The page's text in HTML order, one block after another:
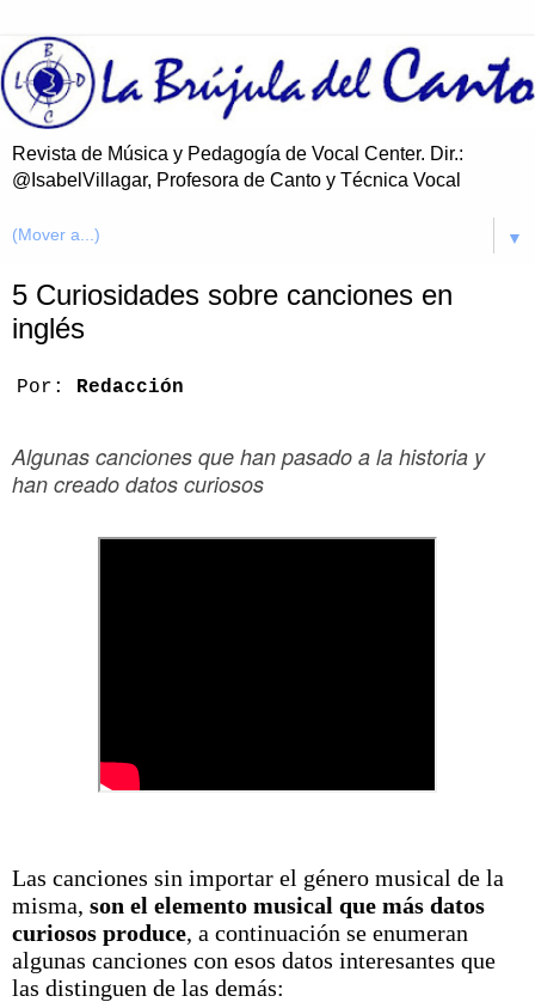
Revista de Música y Pedagogía de Vocal Center. Dir.:
@IsabelVillagar, Profesora de Canto y Técnica Vocal
▼
5 Curiosidades sobre canciones en
inglés
Por: Redacción
Algunas canciones que han pasado a la historia y
han creado datos curiosos
Las canciones sin importar el género musical de la
misma, son el elemento musical que más datos
curiosos produce, a continuación se enumeran
algunas canciones con esos datos interesantes que
las distinguen de las demás: